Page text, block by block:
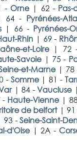
- Orne | 62 - Pas-
64 - Pyrénées-
| 66 - Pyrénées-
Rhin | 69 -
et-Loire |
Savoie | 75 -
et-Marne | 78
- Somme | 81 -
|84 -Vaucluse
- Haute-Vienne |
de belfort | 91
93 -Seine-Saint-
d'Oise |2A -